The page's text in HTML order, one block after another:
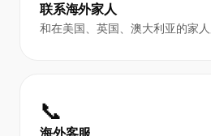
联系海外家人
和在美国、英国、澳大利亚的家人
📞
海外客服